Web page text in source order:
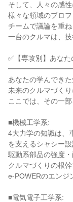
そして、人々の感
様々な領域のプロフ
チームで議論を重
一台のクルマは、技
✅【専攻別】あな
あなたの学んできた
未来のクルマづく
ここでは、その一部
■機械工学系:
4大力学の知識は、
を支えるシャシー
駆動系部品の強度・
クルマづくりの根幹
e-POWERのエンジ
■電気電子工学系: